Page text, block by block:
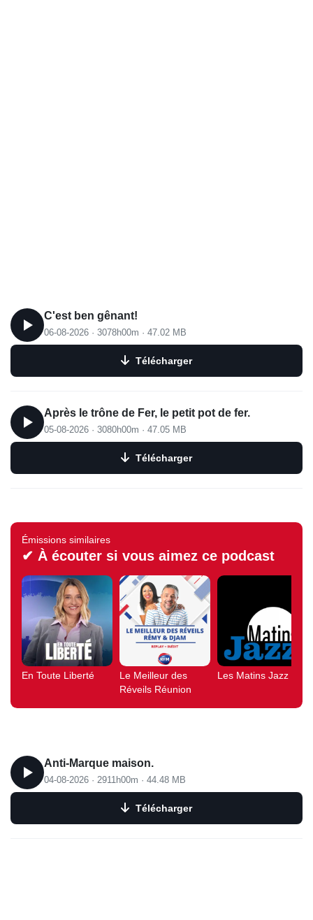
C'est ben gênant!
06-08-2026 · 3078h00m · 47.02 MB
Télécharger
Après le trône de Fer, le petit pot de fer.
05-08-2026 · 3080h00m · 47.05 MB
Télécharger
Émissions similaires
✔ À écouter si vous aimez ce podcast
En Toute Liberté
Le Meilleur des
Réveils Réunion
Les Matins Jazz
Anti-Marque maison.
04-08-2026 · 2911h00m · 44.48 MB
Télécharger